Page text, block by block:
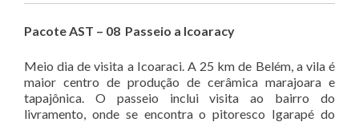
Pacote AST – 08 Passeio a Icoaracy
Meio dia de visita a Icoaraci. A 25 km de Belém, a vila é
maior centro de produção de cerâmica marajoara e
tapajônica. O passeio inclui visita ao bairro do
livramento, onde se encontra o pitoresco Igarapé do